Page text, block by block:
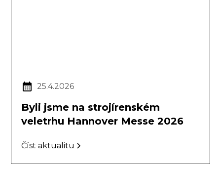
25.4.2026
Byli jsme na strojírenském
veletrhu Hannover Messe 2026
Číst aktualitu